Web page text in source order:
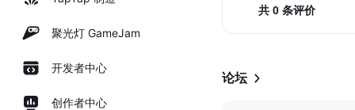
聚光灯 GameJam
开发者中心
创作者中心
共 0 条评价
论坛